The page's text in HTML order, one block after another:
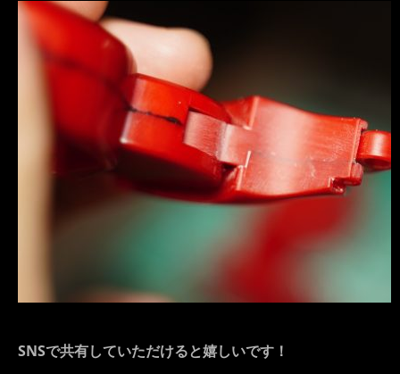
SNSで共有していただけると嬉しいです！